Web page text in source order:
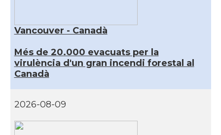
Vancouver - Canadà
Més de 20.000 evacuats per la
virulència d'un gran incendi forestal al
Canadà
2026-08-09